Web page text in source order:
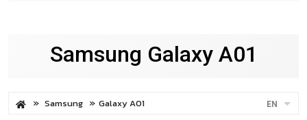
Samsung Galaxy A01
Samsung Galaxy A01 EN